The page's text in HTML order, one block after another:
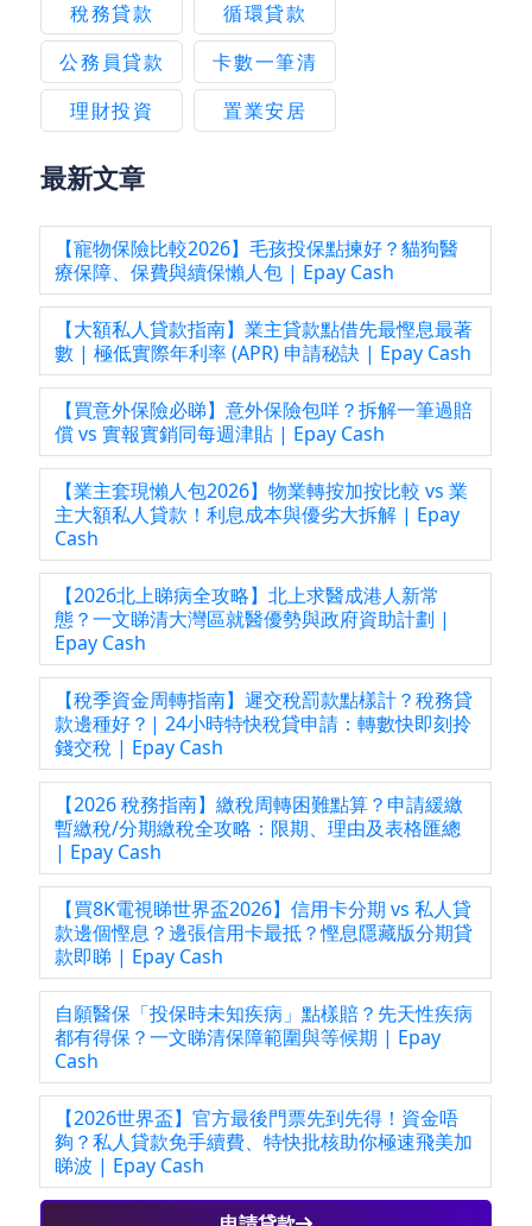
稅務貸款
循環貸款
公務員貸款
卡數一筆清
理財投資
置業安居
最新文章
【寵物保險比較2026】毛孩投保點揀好？貓狗醫
療保障、保費與續保懶人包 | Epay Cash
【大額私人貸款指南】業主貸款點借先最慳息最著
數 | 極低實際年利率 (APR) 申請秘訣 | Epay Cash
【買意外保險必睇】意外保險包咩？拆解一筆過賠
償 vs 實報實銷同每週津貼 | Epay Cash
【業主套現懶人包2026】物業轉按加按比較 vs 業
主大額私人貸款！利息成本與優劣大拆解 | Epay
Cash
【2026北上睇病全攻略】北上求醫成港人新常
態？一文睇清大灣區就醫優勢與政府資助計劃 |
Epay Cash
【稅季資金周轉指南】遲交稅罰款點樣計？稅務貸
款邊種好？| 24小時特快稅貸申請：轉數快即刻拎
錢交稅 | Epay Cash
【2026 稅務指南】繳稅周轉困難點算？申請緩繳
暫繳稅/分期繳稅全攻略：限期、理由及表格匯總
| Epay Cash
【買8K電視睇世界盃2026】信用卡分期 vs 私人貸
款邊個慳息？邊張信用卡最抵？慳息隱藏版分期貸
款即睇 | Epay Cash
自願醫保「投保時未知疾病」點樣賠？先天性疾病
都有得保？一文睇清保障範圍與等候期 | Epay
Cash
【2026世界盃】官方最後門票先到先得！資金唔
夠？私人貸款免手續費、特快批核助你極速飛美加
睇波 | Epay Cash